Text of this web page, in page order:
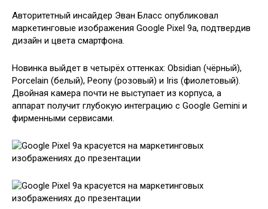
Авторитетный инсайдер Эван Бласс опубликовал
маркетинговые изображения Google Pixel 9a, подтвердив
дизайн и цвета смартфона.
Новинка выйдет в четырёх оттенках: Obsidian (чёрный),
Porcelain (белый), Peony (розовый) и Iris (фиолетовый).
Двойная камера почти не выступает из корпуса, а
аппарат получит глубокую интеграцию с Google Gemini и
фирменными сервисами.